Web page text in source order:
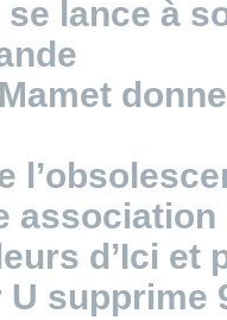
se lance à
d’Ici et
U supprime